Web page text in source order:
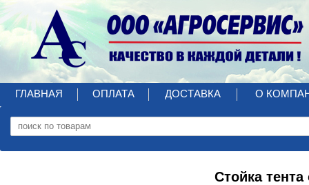
ГЛАВНАЯ ОПЛАТА ДОСТАВКА О
Стойка